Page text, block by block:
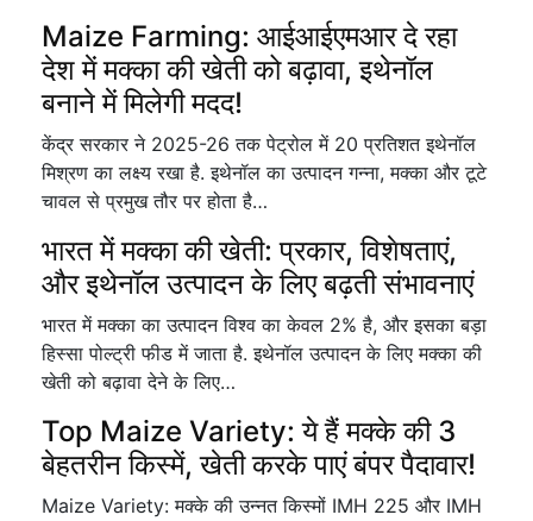
Maize Farming: आईआईएमआर दे रहा
देश में मक्का की खेती को बढ़ावा, इथेनॉल
बनाने में म‍िलेगी मदद!
केंद्र सरकार ने 2025-26 तक पेट्रोल में 20 प्रतिशत इथेनॉल
मिश्रण का लक्ष्य रखा है. इथेनॉल का उत्पादन गन्ना, मक्का और टूटे
चावल से प्रमुख तौर पर होता है…
भारत में मक्का की खेती: प्रकार, विशेषताएं,
और इथेनॉल उत्पादन के लिए बढ़ती संभावनाएं
भारत में मक्का का उत्पादन विश्व का केवल 2% है, और इसका बड़ा
हिस्सा पोल्ट्री फीड में जाता है. इथेनॉल उत्पादन के लिए मक्का की
खेती को बढ़ावा देने के लिए…
Top Maize Variety: ये हैं मक्के की 3
बेहतरीन किस्में, खेती करके पाएं बंपर पैदावार!
Maize Variety: मक्के की उन्नत किस्मों IMH 225 और IMH